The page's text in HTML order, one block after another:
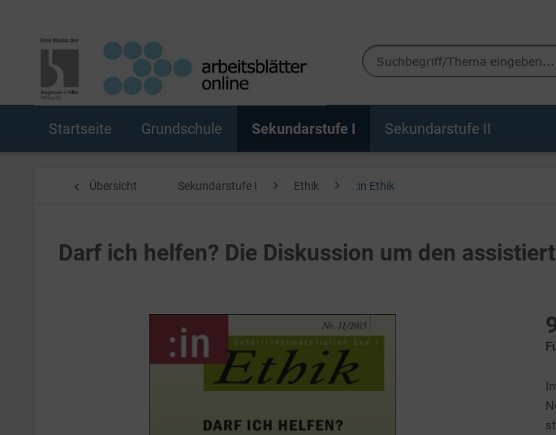
Startseite Grundschule Sekundarstufe I Sekundarstufe II
Übersicht Sekundarstufe I Ethik :in Ethik
Darf ich helfen? Die Diskussion um den